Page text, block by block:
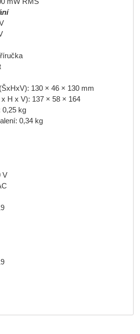
130 × 46 × 130 mm
H x V): 137 × 58 × 164
0,25 kg
0,34 kg
V